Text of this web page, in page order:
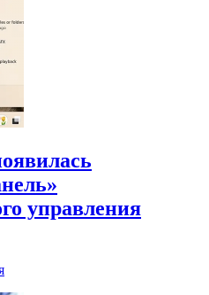
управления